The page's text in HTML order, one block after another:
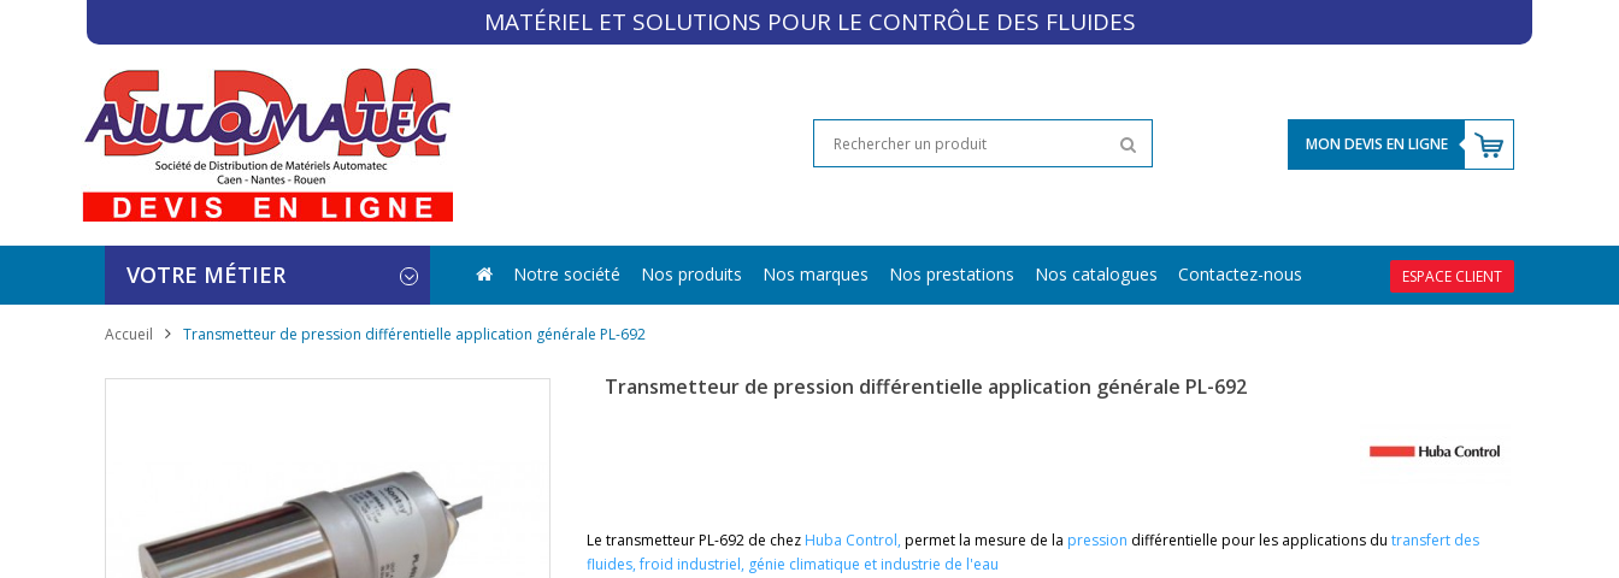
MATÉRIEL ET SOLUTIONS POUR LE CONTRÔLE DES FLUIDES
MON DEVIS EN LIGNE
Notre société Nos produits Nos marques Nos prestations Nos catalogues Contactez-nous ESPACE CLIENT
VOTRE MÉTIER
Accueil Transmetteur de pression différentielle application générale PL-692
Transmetteur de pression différentielle application générale PL-692
Le transmetteur PL-692 de chez Huba Control, permet la mesure de la pression différentielle pour les applications du transfert des
fluides,froid industriel, génie climatique et industrie de l'eau